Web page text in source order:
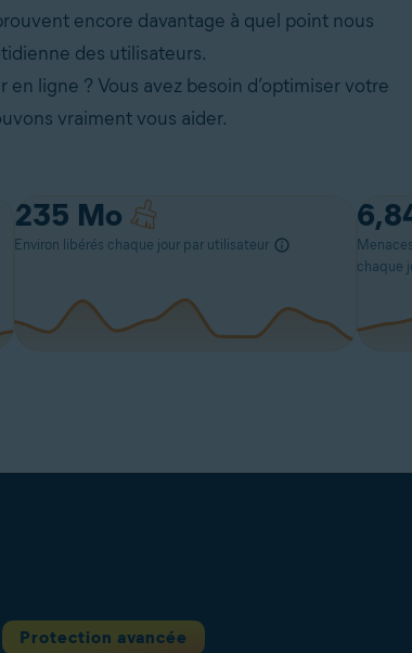
encore davantage à quel point nous
des utilisateurs.
ligne ? Vous avez besoin d’optimiser votre
vraiment vous aider.
235 Mo
Environ libérés chaque jour par utilisateur
chaque
Protection avancée